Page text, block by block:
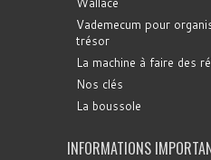
Vademecum pour
trésor
La machine à faire des
Nos clés
La boussole
INFORMATIONS